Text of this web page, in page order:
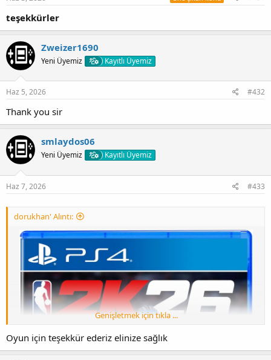
teşekkürler
Zweizer1690
Yeni Üyemiz Kayıtlı Üyemiz
Haz 5, 2026 #432
Thank you sir
smlaydos06
Yeni Üyemiz Kayıtlı Üyemiz
Haz 7, 2026 #433
dorukhan' Alıntı:
Genişletmek için tıkla ...
Oyun için teşekkür ederiz elinize sağlık